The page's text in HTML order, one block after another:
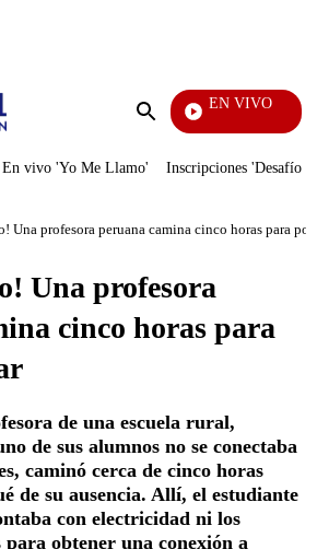
Enviar
EN VIVO
En vivo 'Yo Me Llamo' Inscripciones 'Desafío'
Una profesora peruana camina cinco horas para
Una profesora
cinco horas para
de una escuela rural,
de sus alumnos no se conectaba
caminó cerca de cinco horas
de su ausencia. Allí, el estudiante
con electricidad ni los
para obtener una conexión a